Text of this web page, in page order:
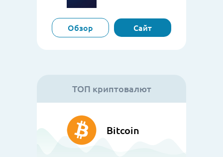
Обзор Сайт
ТОП криптовалют
Bitcoin